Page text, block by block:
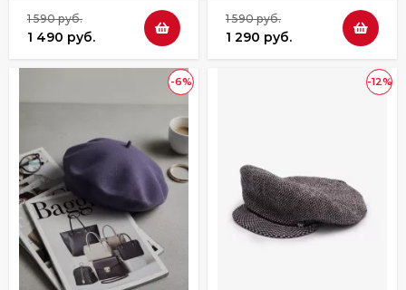
1 590 руб.
1 490 руб.
1 590 руб.
1 290 руб.
-6% -12%